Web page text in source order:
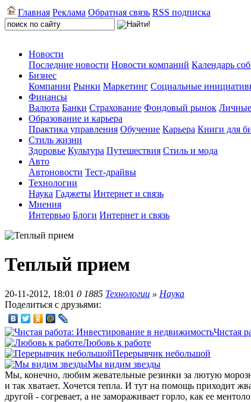
Главная Реклама Обратная связь RSS подписка
Новости
Последние новости Новости компаний Календарь
Бизнес
Компании Рынки Маркетинг Социальные
Финансы
Валюта Банки Страхование Фондовый рынок
Образование и карьера
Практика управления Обучение Карьера Книги для
Стиль жизни
Здоровье Культура Путешествия Стиль и мода
Авто
Автоновости Тест-драйвы
Технологии
Наука Гаджеты Интернет и связь
Мнения
Интервью Блоги Интернет и связь
Теплый прием
20-11-2012, 18:01 0 1885 Технологии » Наука
Поделиться с друзьями:
Чистая
Любовь к работе
Перерывчик небольшой
Мы видим звезды
Мы, конечно, любим жевательные резинки за лютую
и так хватает. Хочется тепла. И тут на помощь приходит
другой - согревает, а не замораживает горло, как ее